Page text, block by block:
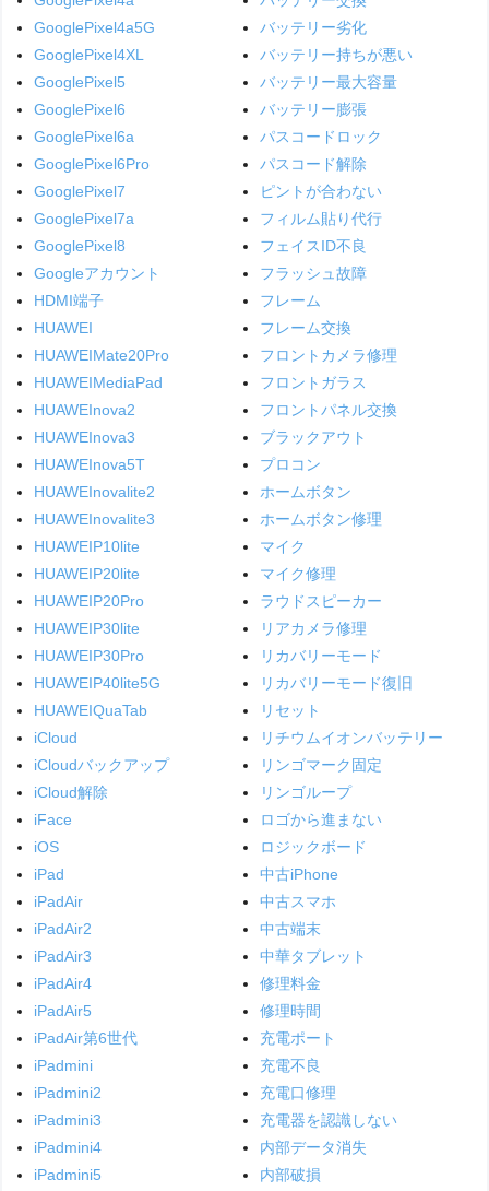
GooglePixel4a5G
GooglePixel4XL
GooglePixel5
GooglePixel6
GooglePixel6a
GooglePixel6Pro
GooglePixel7
GooglePixel7a
GooglePixel8
Googleアカウント
HDMI端子
HUAWEI
HUAWEIMate20Pro
HUAWEIMediaPad
HUAWEInova2
HUAWEInova3
HUAWEInova5T
HUAWEInovalite2
HUAWEInovalite3
HUAWEIP10lite
HUAWEIP20lite
HUAWEIP20Pro
HUAWEIP30lite
HUAWEIP30Pro
HUAWEIP40lite5G
HUAWEIQuaTab
iCloud
iCloudバックアップ
iCloud解除
iFace
iOS
iPad
iPadAir
iPadAir2
iPadAir3
iPadAir4
iPadAir5
iPadAir第6世代
iPadmini
iPadmini2
iPadmini3
iPadmini4
iPadmini5
バッテリー劣化
バッテリー持ちが悪い
バッテリー最大容量
バッテリー膨張
パスコードロック
パスコード解除
ピントが合わない
フィルム貼り代行
フェイスID不良
フラッシュ故障
フレーム
フレーム交換
フロントカメラ修理
フロントガラス
フロントパネル交換
ブラックアウト
プロコン
ホームボタン
ホームボタン修理
マイク
マイク修理
ラウドスピーカー
リアカメラ修理
リカバリーモード
リカバリーモード復旧
リセット
リチウムイオンバッテリー
リンゴマーク固定
リンゴループ
ロゴから進まない
ロジックボード
中古iPhone
中古スマホ
中古端末
中華タブレット
修理料金
修理時間
充電ポート
充電不良
充電口修理
充電器を認識しない
内部データ消失
内部破損